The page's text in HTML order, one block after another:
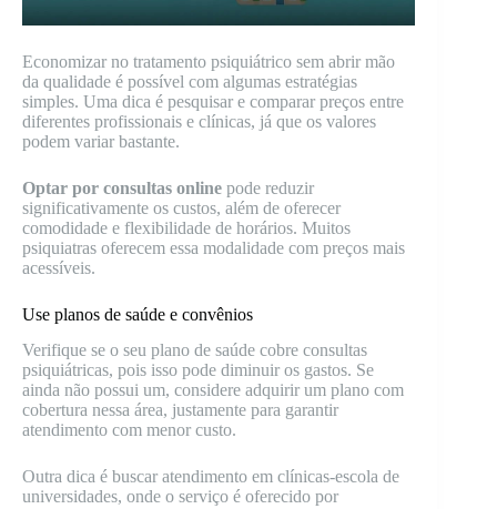
Economizar no tratamento psiquiátrico sem abrir mão
da qualidade é possível com algumas estratégias
simples. Uma dica é pesquisar e comparar preços entre
diferentes profissionais e clínicas, já que os valores
podem variar bastante.
Optar por consultas online pode reduzir
significativamente os custos, além de oferecer
comodidade e flexibilidade de horários. Muitos
psiquiatras oferecem essa modalidade com preços mais
acessíveis.
Use planos de saúde e convênios
Verifique se o seu plano de saúde cobre consultas
psiquiátricas, pois isso pode diminuir os gastos. Se
ainda não possui um, considere adquirir um plano com
cobertura nessa área, justamente para garantir
atendimento com menor custo.
Outra dica é buscar atendimento em clínicas-escola de
universidades, onde o serviço é oferecido por